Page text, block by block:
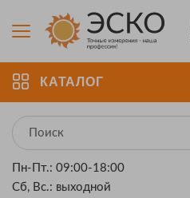
КАТАЛОГ
Пн-Пт.: 09:00-18:00
Сб, Вс.: выходной